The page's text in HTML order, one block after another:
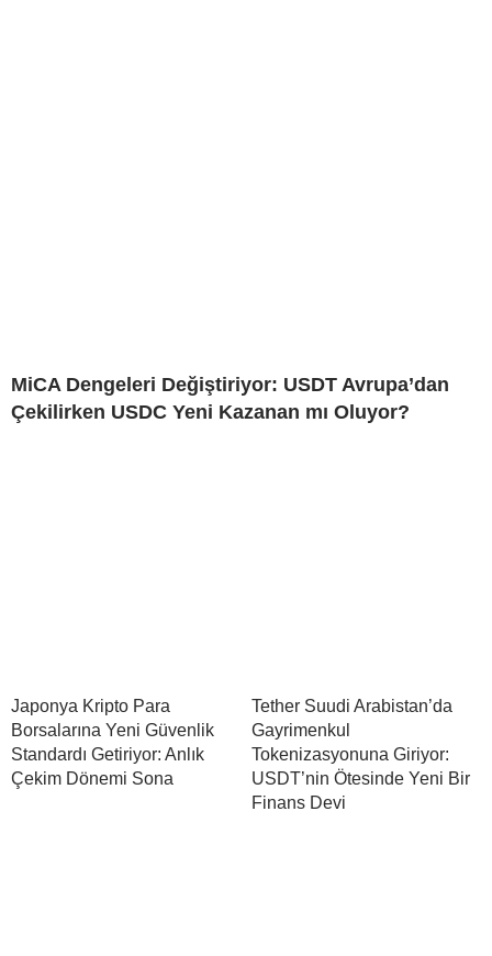
Çekilirken USDC Yeni Kazanan mı Oluyor?
Borsalarına Yeni Güvenlik
Standardı Getiriyor: Anlık
Çekim Dönemi Sona
Gayrimenkul
Tokenizasyonuna Giriyor:
USDT’nin Ötesinde Yeni Bir
Finans Devi